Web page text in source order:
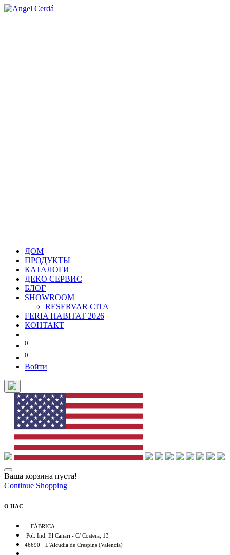
ДОМ
ПРОДУКТЫ
КАТАЛОГИ
ДЕКО СЕРВИС
БЛОГ
SHOWROOM
RESERVAR CITA
FERIA HABITAT 2026
КОНТАКТ
0
0
Войти
Ваша корзина пуста!
Continue Shopping
O HAC
FÁBRICA
Pol. Ind. El Canari - C/ Costera, 13
46690 · L'Alcudia de Crespins (Valencia)